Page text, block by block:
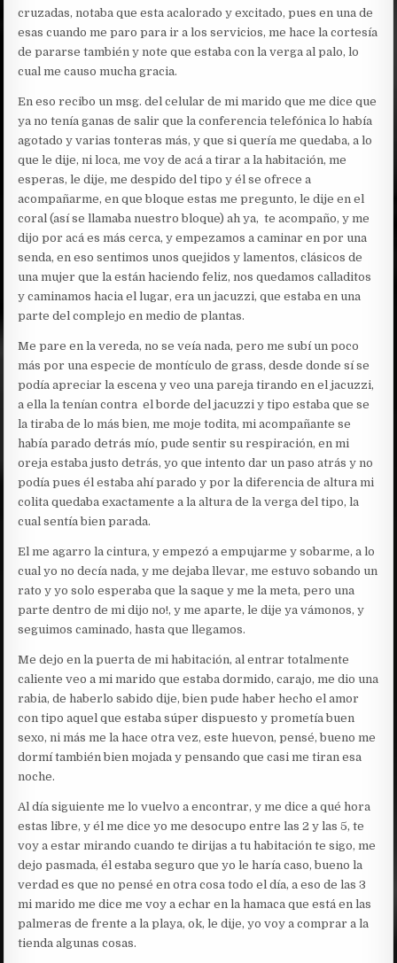
cruzadas, notaba que esta acalorado y excitado, pues en una de
esas cuando me paro para ir a los servicios, me hace la cortesía
de pararse también y note que estaba con la verga al palo, lo
cual me causo mucha gracia.
En eso recibo un msg. del celular de mi marido que me dice que
ya no tenía ganas de salir que la conferencia telefónica lo había
agotado y varias tonteras más, y que si quería me quedaba, a lo
que le dije, ni loca, me voy de acá a tirar a la habitación, me
esperas, le dije, me despido del tipo y él se ofrece a
acompañarme, en que bloque estas me pregunto, le dije en el
coral (así se llamaba nuestro bloque) ah ya, te acompaño, y me
dijo por acá es más cerca, y empezamos a caminar en por una
senda, en eso sentimos unos quejidos y lamentos, clásicos de
una mujer que la están haciendo feliz, nos quedamos calladitos
y caminamos hacia el lugar, era un jacuzzi, que estaba en una
parte del complejo en medio de plantas.
Me pare en la vereda, no se veía nada, pero me subí un poco
más por una especie de montículo de grass, desde donde sí se
podía apreciar la escena y veo una pareja tirando en el jacuzzi,
a ella la tenían contra el borde del jacuzzi y tipo estaba que se
la tiraba de lo más bien, me moje todita, mi acompañante se
había parado detrás mío, pude sentir su respiración, en mi
oreja estaba justo detrás, yo que intento dar un paso atrás y no
podía pues él estaba ahí parado y por la diferencia de altura mi
colita quedaba exactamente a la altura de la verga del tipo, la
cual sentía bien parada.
El me agarro la cintura, y empezó a empujarme y sobarme, a lo
cual yo no decía nada, y me dejaba llevar, me estuvo sobando un
rato y yo solo esperaba que la saque y me la meta, pero una
parte dentro de mi dijo no!, y me aparte, le dije ya vámonos, y
seguimos caminado, hasta que llegamos.
Me dejo en la puerta de mi habitación, al entrar totalmente
caliente veo a mi marido que estaba dormido, carajo, me dio una
rabia, de haberlo sabido dije, bien pude haber hecho el amor
con tipo aquel que estaba súper dispuesto y prometía buen
sexo, ni más me la hace otra vez, este huevon, pensé, bueno me
dormí también bien mojada y pensando que casi me tiran esa
noche.
Al día siguiente me lo vuelvo a encontrar, y me dice a qué hora
estas libre, y él me dice yo me desocupo entre las 2 y las 5, te
voy a estar mirando cuando te dirijas a tu habitación te sigo, me
dejo pasmada, él estaba seguro que yo le haría caso, bueno la
verdad es que no pensé en otra cosa todo el día, a eso de las 3
mi marido me dice me voy a echar en la hamaca que está en las
palmeras de frente a la playa, ok, le dije, yo voy a comprar a la
tienda algunas cosas.